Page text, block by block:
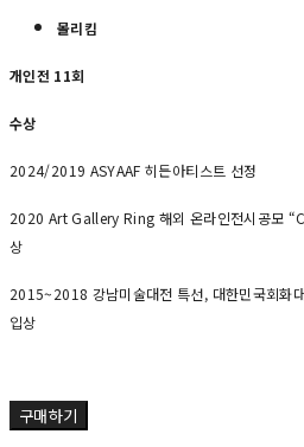
몰리킴
개인전 11회
수상
2024/2019 ASYAAF 히든아티스트 선정
2020 Art Gallery Ring 해외 온라인전시공모
상
2015~2018 강남미술대전 특선, 대한민국회화
입상
구매하기